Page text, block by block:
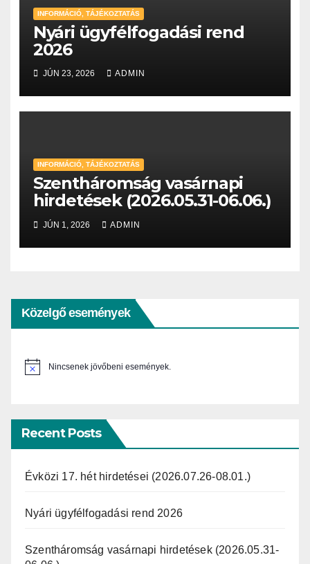
INFORMÁCIÓ, TÁJÉKOZTATÁS
Nyári ügyfélfogadási rend
2026
JÚN 23, 2026 ADMIN
INFORMÁCIÓ, TÁJÉKOZTATÁS
Szentháromság vasárnapi
hirdetések (2026.05.31-06.06.)
JÚN 1, 2026 ADMIN
Közelgő események
N
e
Nincsenek jövőbeni események.
Recent Posts
Évközi 17. hét hirdetései (2026.07.26-08.01.)
Nyári ügyfélfogadási rend 2026
Szentháromság vasárnapi hirdetések (2026.05.31-